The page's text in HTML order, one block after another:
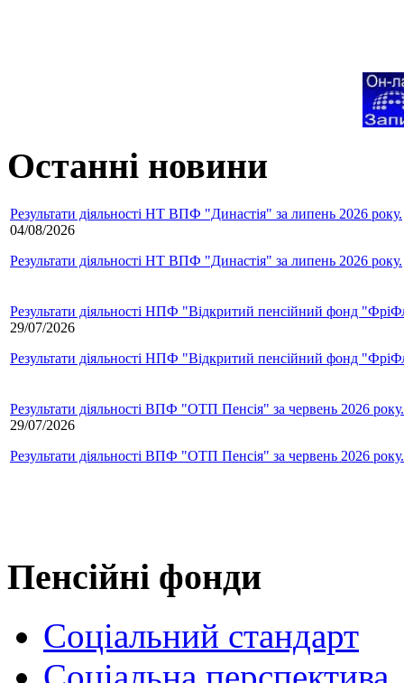
Останні новини
Результати діяльності НТ ВПФ "Династія" за липень 2026 року.
04/08/2026
Результати діяльності НТ ВПФ "Династія" за липень 2026 року.
Результати діяльності НПФ "Відкритий пенсійний фонд
29/07/2026
Результати діяльності НПФ "Відкритий пенсійний фонд
Результати діяльності ВПФ "ОТП Пенсія" за червень 2026 року.
29/07/2026
Результати діяльності ВПФ "ОТП Пенсія" за червень 2026 року.
Пенсійні фонди
Соціальний стандарт